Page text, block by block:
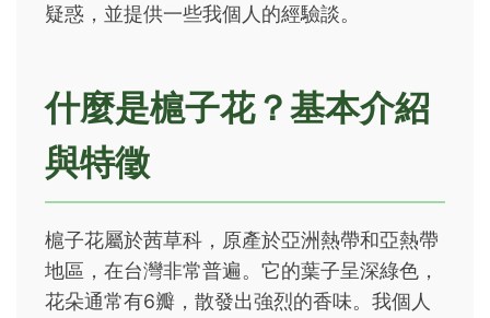
疑惑，並提供一些我個人的經驗談。
什麼是槴子花？基本介紹
與特徵
槴子花屬於茜草科，原產於亞洲熱帶和亞熱帶
地區，在台灣非常普遍。它的葉子呈深綠色，
花朵通常有6瓣，散發出強烈的香味。我個人